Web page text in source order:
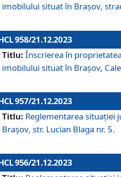
imobilului situat în Brașov,
958/21.12.2023
Titlu: Înscrierea în
imobilului situat în Brașov,
957/21.12.2023
Titlu: Reglementarea situației
Brașov, str. Lucian Blaga nr. 5.
956/21.12.2023